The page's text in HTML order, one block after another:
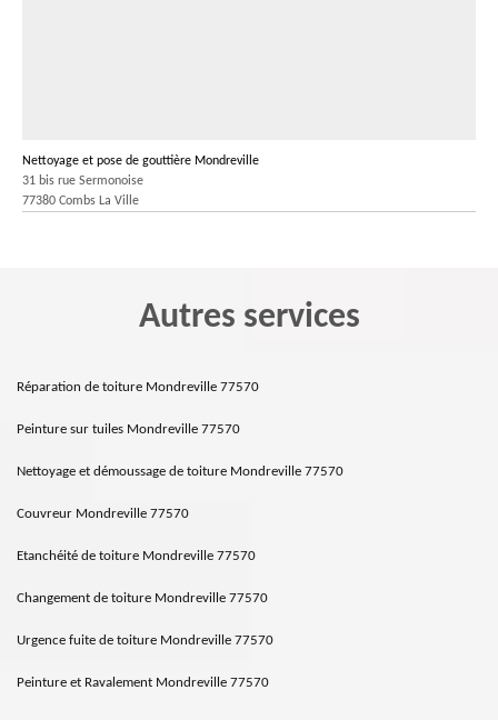
Nettoyage et pose de gouttière Mondreville
31 bis rue Sermonoise
77380 Combs La Ville
Autres services
Réparation de toiture Mondreville 77570
Peinture sur tuiles Mondreville 77570
Nettoyage et démoussage de toiture Mondreville 77570
Couvreur Mondreville 77570
Etanchéité de toiture Mondreville 77570
Changement de toiture Mondreville 77570
Urgence fuite de toiture Mondreville 77570
Peinture et Ravalement Mondreville 77570